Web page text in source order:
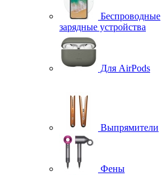
Беспроводные
зарядные устройства
Для AirPods
Выпрямители
Фены